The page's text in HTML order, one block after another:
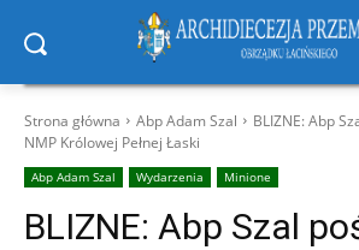
Strona główna Abp Adam Szal
BLIZNE: Abp
NMP Królowej Pełnej Łaski
Abp Adam Szal Wydarzenia Minione
BLIZNE: Abp Szal